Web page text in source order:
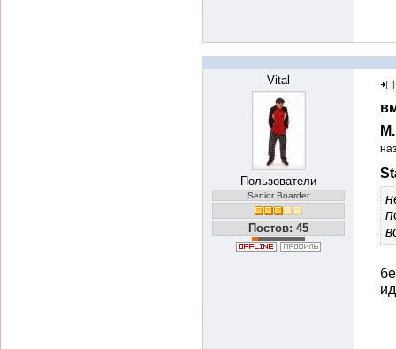
Vital
Пользователи
Senior Boarder
Постов: 45